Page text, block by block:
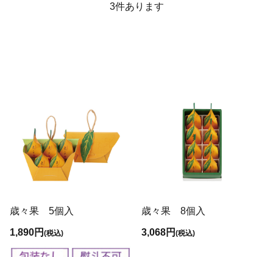
3件あります
歳々果 5個入
1,890円(税込)
歳々果 8個入
3,068円(税込)